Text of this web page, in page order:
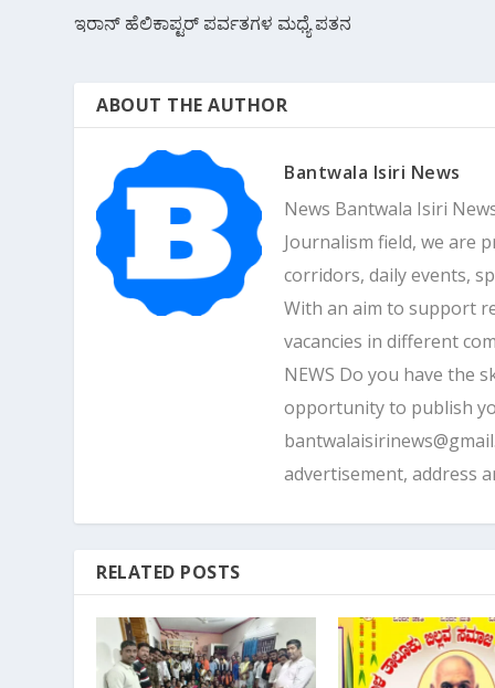
ಇರಾನ್ ಹೆಲಿಕಾಪ್ಟರ್ ಪರ್ವತಗಳ ಮಧ್ಯೆ ಪತನ
ABOUT THE AUTHOR
Bantwala Isiri News
News Bantwala Isiri
Journalism field, we are
corridors, daily events,
With an aim to support
vacancies in different
NEWS Do you have the
opportunity to publish
advertisement, address
RELATED POSTS